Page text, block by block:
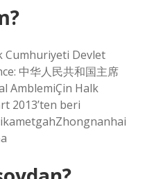
Cumhuriyeti Devlet
中华人民共和国主席
AmblemiÇin Halk
2013’ten beri